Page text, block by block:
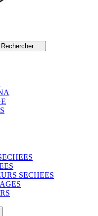
Rechercher …
SECHEES